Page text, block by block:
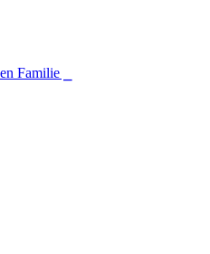
Familie ⎯